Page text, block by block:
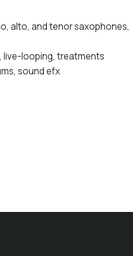
alto, and tenor saxophones,
live-looping, treatments
sound efx